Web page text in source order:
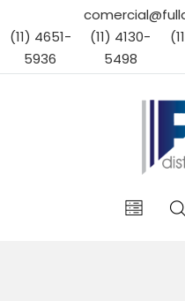
(11) 4651-
5936
(11) 4130-
5498